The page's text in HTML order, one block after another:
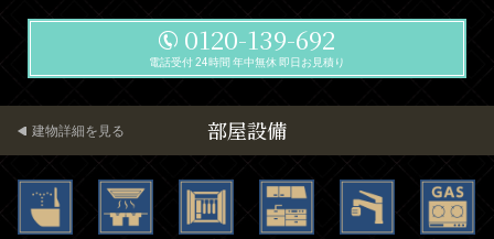
0120-139-692
電話受付 24時間 年中無休 即日お見積り
部屋設備
建物詳細を見る